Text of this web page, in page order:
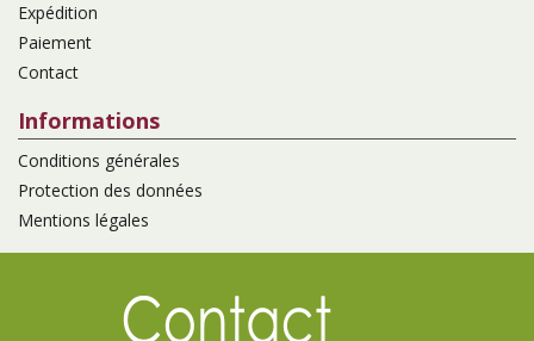
Expédition
Paiement
Contact
Informations
Conditions générales
Protection des données
Mentions légales